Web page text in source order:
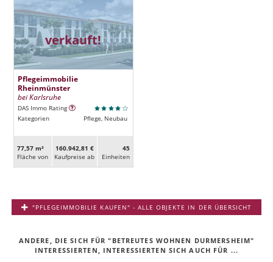
verkauft!
Pflegeimmobilie
Rheinmünster
bei Karlsruhe
DAS Immo Rating
Kategorien
Pflege, Neubau
77,57 m²
Fläche von
160.942,81 €
Kaufpreise ab
45
Ein­heiten
"PFLEGEIMMOBILIE KAUFEN" - ALLE OBJEKTE IN DER ÜBERSICHT
ANDERE, DIE SICH FÜR "BETREUTES WOHNEN DURMERSHEIM"
INTERESSIERTEN, INTERESSIERTEN SICH AUCH FÜR ...